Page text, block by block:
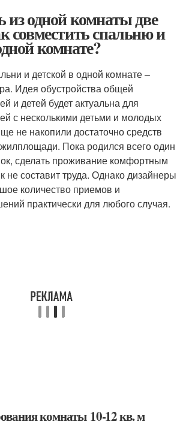
из одной комнаты две
совместить спальню и
комнате?
и детской в одной комнате –
Идея обустройства общей
и детей будет актуальна для
с несколькими детьми и молодых
не накопили достаточно средств
Пока родился всего один
сделать проживание комфортным
не составит труда. Однако дизайнеры
количество приемов и
практически для любого случая.
комнаты 10-12 кв. м